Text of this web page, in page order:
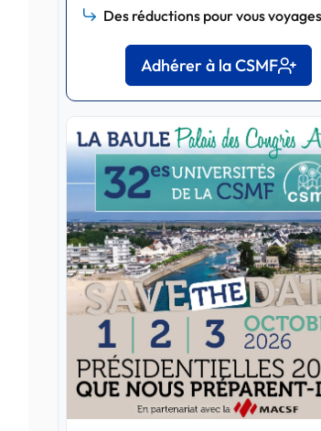
Des réductions pour vous
Adhérer à la CSMF